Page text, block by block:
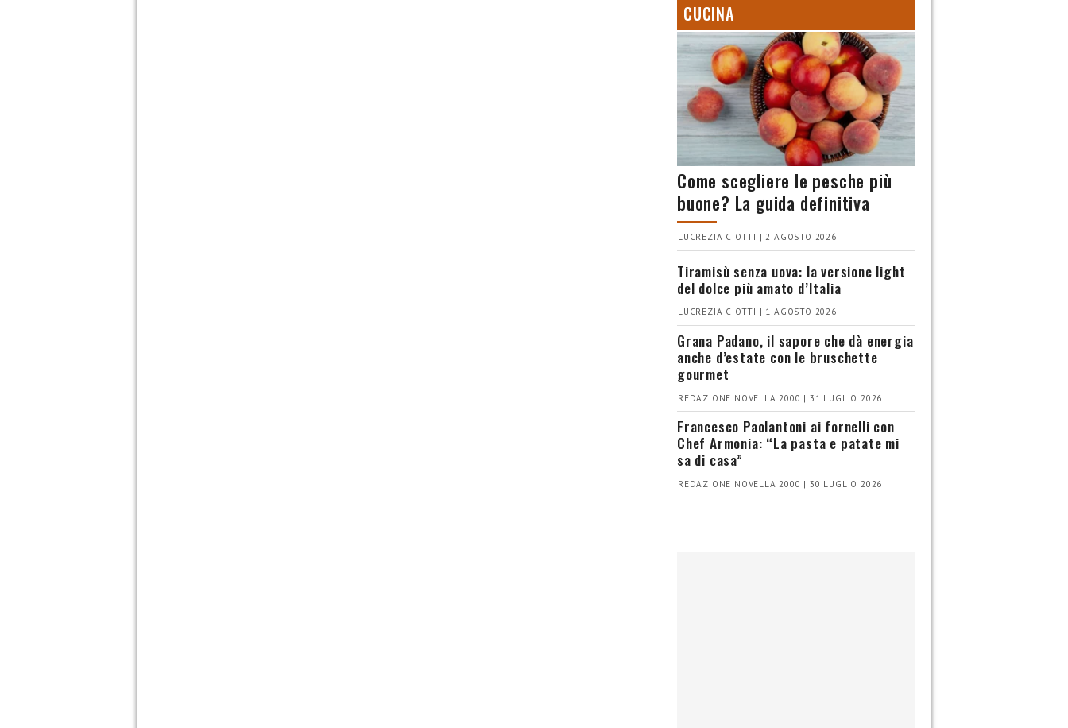
CUCINA
Come scegliere le pesche più
buone? La guida definitiva
LUCREZIA CIOTTI | 2 AGOSTO 2026
Tiramisù senza uova: la versione light
del dolce più amato d’Italia
LUCREZIA CIOTTI | 1 AGOSTO 2026
Grana Padano, il sapore che dà energia
anche d’estate con le bruschette
gourmet
REDAZIONE NOVELLA 2000 | 31 LUGLIO 2026
Francesco Paolantoni ai fornelli con
Chef Armonia: “La pasta e patate mi
sa di casa”
REDAZIONE NOVELLA 2000 | 30 LUGLIO 2026